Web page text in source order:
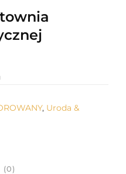
, Uroda &
(0)